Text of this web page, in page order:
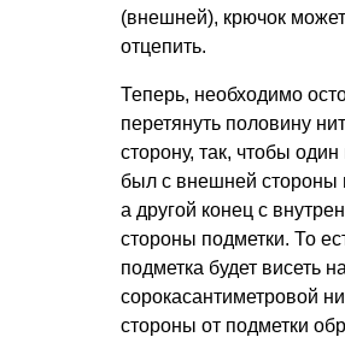
(внешней), крючок
отцепить.
Теперь, необходимо
перетянуть половину
сторону, так, чтобы один
был с внешней стороны
а другой конец с
стороны подметки. То
подметка будет висеть
сорокасантиметровой
стороны от подметки